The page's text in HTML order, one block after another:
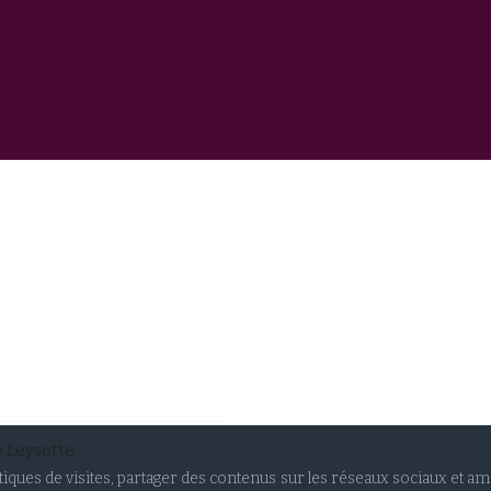
de visites, partager des contenus sur les réseaux sociaux et
Leysotte